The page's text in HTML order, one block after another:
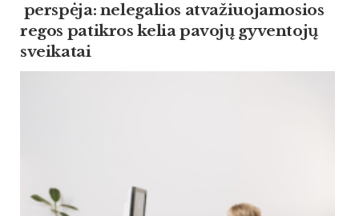
perspėja: nelegalios atvažiuojamosios
regos patikros kelia pavojų gyventojų
sveikatai